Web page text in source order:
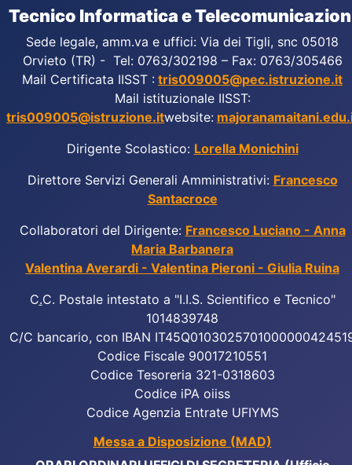
Tecnico Informatica e
Sede legale, amm.va e uffici: Via dei Tigli, snc 05018
Orvieto (TR) - Tel: 0763/302198 – Fax: 0763/305466
Mail Certificata IISST : tris009005@pec.istruzione.it
Mail istituzionale IISST:
tris009005@istruzione.itwebsite:
Dirigente Scolastico: Lorella Monichini
Direttore Servizi Generali Amministrativi: Francesco
Santacroce
Collaboratori del Dirigente: Francesco Luciano - Anna
Maria Barbanera
Valentina Averardi - Valentina Pieroni - Giulia Ruina
C.C. Postale intestato a "I.I.S. Scientifico e Tecnico"
1014839748
C/C bancario, con IBAN
Codice Fiscale 90017210551
Codice Tesoreria 321-0318603
Codice iPA oiiss
Codice Agenzia Entrate UFIYMS
Messa a Disposizione (MAD)